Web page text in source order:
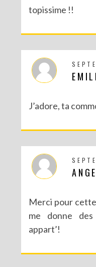
topissime !!
J’adore, ta
Merci pour
me donne
appart’!